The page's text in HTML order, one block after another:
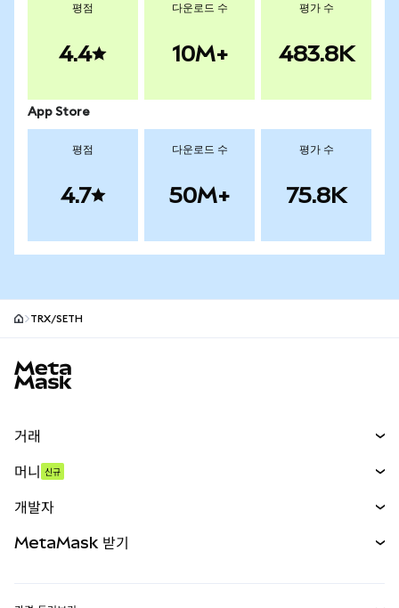
평점
4.4
다운로드 수
10M+
평가 수
483.8K
App Store
평점
4.7
다운로드 수
50M+
평가 수
75.8K
TRX/SETH
거래
무기한 선물
실물자산
머니 신규
개발자
MetaMask 받기